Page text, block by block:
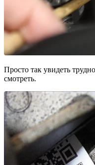
Просто так увидеть
смотреть.